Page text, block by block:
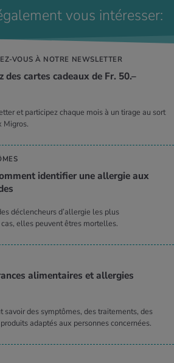
vous intéresser:
VOUS À NOTRE NEWSLETTER
des cartes cadeaux de Fr. 50.–
et participez chaque mois à un tirage au sort
Migros.
identifier une allergie aux
déclencheurs d’allergie les plus
elles peuvent êtres mortelles.
alimentaires et allergies
savoir des symptômes, des traitements, des
adaptés aux personnes concernées.